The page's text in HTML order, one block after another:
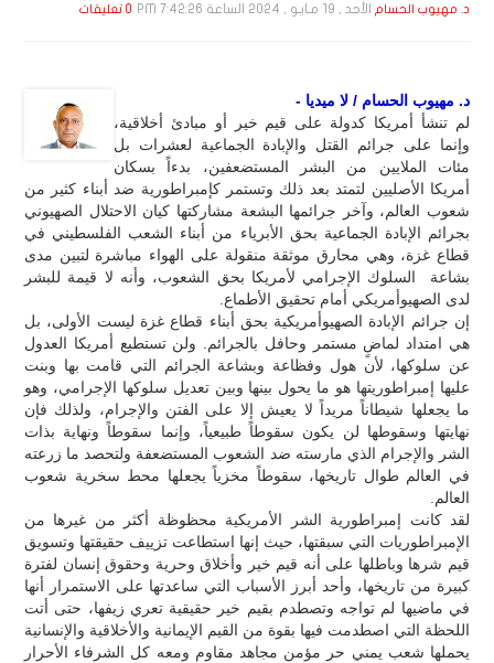
د. مهيوب الحسام الأحد , 19 مـايـو , 2024 الساعة 7:42:26 PM 0 تعليقات
د. مهيوب الحسام / لا ميديا -
لم تنشأ أمريكا كدولة على قيم خير أو مبادئ أخلاقية،
وإنما على جرائم القتل والإبادة الجماعية لعشرات بل
مئات الملايين من البشر المستضعفين، بدءاً بسكان
أمريكا الأصليين لتمتد بعد ذلك وتستمر كإمبراطورية ضد أبناء كثير من
شعوب العالم، وآخر جرائمها البشعة مشاركتها كيان الاحتلال الصهيوني
بجرائم الإبادة الجماعية بحق الأبرياء من أبناء الشعب الفلسطيني في
قطاع غزة، وهي محارق موثقة منقولة على الهواء مباشرة لتبين مدى
بشاعة السلوك الإجرامي لأمريكا بحق الشعوب، وأنه لا قيمة للبشر
لدى الصهيوأمريكي أمام تحقيق الأطماع.
إن جرائم الإبادة الصهيوأمريكية بحق أبناء قطاع غزة ليست الأولى، بل
هي امتداد لماضٍ مستمر وحافل بالجرائم. ولن تستطيع أمريكا العدول
عن سلوكها، لأن هول وفظاعة وبشاعة الجرائم التي قامت بها وبنت
عليها إمبراطوريتها هو ما يحول بينها وبين تعديل سلوكها الإجرامي، وهو
ما يجعلها شيطاناً مريداً لا يعيش إلا على الفتن والإجرام، ولذلك فإن
نهايتها وسقوطها لن يكون سقوطاً طبيعياً، وإنما سقوطاً ونهاية بذات
الشر والإجرام الذي مارسته ضد الشعوب المستضعفة ولتحصد ما زرعته
في العالم طوال تاريخها، سقوطاً مخزياً يجعلها محط سخرية شعوب
العالم.
لقد كانت إمبراطورية الشر الأمريكية محظوظة أكثر من غيرها من
الإمبراطوريات التي سبقتها، حيث إنها استطاعت تزييف حقيقتها وتسويق
قيم شرها وباطلها على أنه قيم خير وأخلاق وحرية وحقوق إنسان لفترة
كبيرة من تاريخها، وأحد أبرز الأسباب التي ساعدتها على الاستمرار أنها
في ماضيها لم تواجه وتصطدم بقيم خير حقيقية تعري زيفها، حتى أتت
اللحظة التي اصطدمت فيها بقوة من القيم الإيمانية والأخلاقية والإنسانية
يحملها شعب يمني حر مؤمن مجاهد مقاوم ومعه كل الشرفاء الأحرار